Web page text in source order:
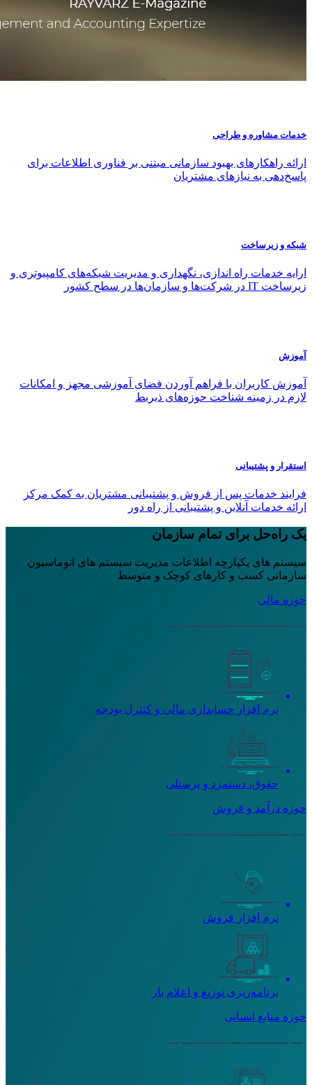
خدمات مشاوره و طراحی
ارائه راهکارهای بهبود سازمانی مبتنی بر فناوری اطلاعات برای
پاسخ‌دهی به نیازهای مشتریان
شبکه و زیرساخت
ارایه خدمات راه اندازی، نگهداری و مدیریت شبکه‌های کامپیوتری و
زیرساخت IT در شرکت‌ها و سازمان‌ها در سطح کشور
آموزش
آموزش کاربران با فراهم آوردن فضای آموزشی مجهز و امکانات
لازم در زمینه شناخت حوزه‌های ذیربط
استقرار و پشتیبانی
فرایند خدمات پس از فروش و پشتیبانی مشتریان به کمک مرکز
ارائه خدمات آنلاین و پشتیبانی از راه دور
یک راه‌حل برای تمام سازمان
سیستم های یکپارچه اطلاعات مدیریت سیستم های اتوماسیون
سازمانی کسب و کارهای کوچک و متوسط
حوزه مالی
نرم افزار حسابداری مالی و کنترل بودجه
حقوق، دستمزد و پرسنلی
حوزه درآمد و فروش
نرم افزار فروش
برنامه‌ریزی توزیع و اعلام بار
حوزه منابع انسانی